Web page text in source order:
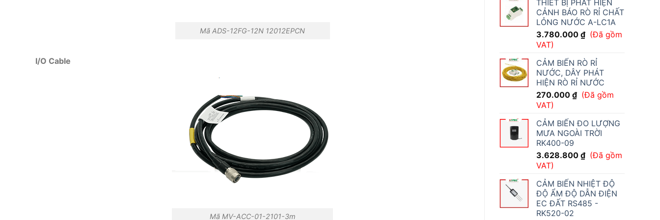
THIẾT BỊ PHÁT HIỆN
CẢNH BÁO RÒ RỈ CHẤT
LỎNG NƯỚC A-LC1A
3.780.000 ₫ (Đã gồm
VAT)
CẢM BIẾN RÒ RỈ
NƯỚC, DÂY PHÁT
HIỆN RÒ RỈ NƯỚC
270.000 ₫ (Đã gồm
VAT)
CẢM BIẾN ĐO LƯỢNG
MƯA NGOÀI TRỜI
RK400-09
3.628.800 ₫ (Đã gồm
VAT)
CẢM BIẾN NHIỆT ĐỘ
ĐỘ ẨM ĐỘ DẪN ĐIỆN
EC ĐẤT RS485 -
RK520-02
Mã ADS-12FG-12N 12012EPCN
I/O Cable
Mã MV-ACC-01-2101-3m